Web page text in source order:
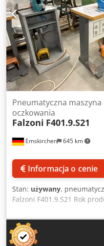
Emskirchen 645 km
Pneumatyczna maszyna
oczkowania
Falzoni F401.9.S21
Informacja o cenie
Stan: używany,
Falzoni F401.9.S21 Rok
seryjny. 3710 Bardzo
przez WhatsApp - MS
Emskirchen/Norymberga -
Możliwość przetestowania